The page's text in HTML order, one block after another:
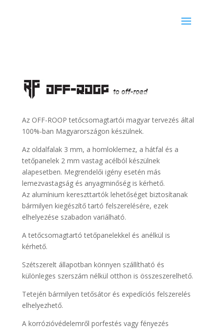
Az OFF-ROOP tetőcsomagtartói magyar tervezés által
100%-ban Magyarországon készülnek.
Az oldalfalak 3 mm, a homloklemez, a hátfal és a
tetőpanelek 2 mm vastag acélból készülnek
alapesetben. Megrendelői igény esetén más
lemezvastagság és anyagminőség is kérhető.
Az alumínium kereszttartók lehetőséget biztosítanak
bármilyen kiegészítő tartó felszerelésére, ezek
elhelyezése szabadon variálható.
A tetőcsomagtartó tetőpanelekkel és anélkül is
kérhető.
Szétszerelt állapotban könnyen szállítható és
különleges szerszám nélkül otthon is összeszerelhető.
Tetején bármilyen tetősátor és expedíciós felszerelés
elhelyezhető.
A korrózióvédelemről porfestés vagy fényezés